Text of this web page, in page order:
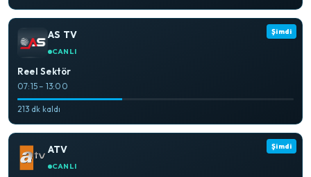
Şimdi
AS TV
CANLI
Reel Sektör
07:15 – 13:00
213 dk kaldı
Şimdi
ATV
CANLI